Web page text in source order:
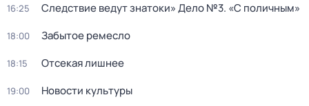
16:25 Следствие ведут знатоки» Дело №3. «С поличным»
18:00 Забытое ремесло
18:15 Отсекая лишнее
19:00 Новости культуры